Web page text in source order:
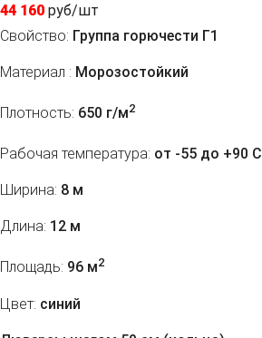
44 160 руб/шт
Свойство: Группа горючести Г1
Материал : Морозостойкий
Плотность: 650 г/м2
Рабочая температура: от -55 до +90 C
Ширина: 8 м
Длина: 12 м
Площадь: 96 м2
Цвет: синий